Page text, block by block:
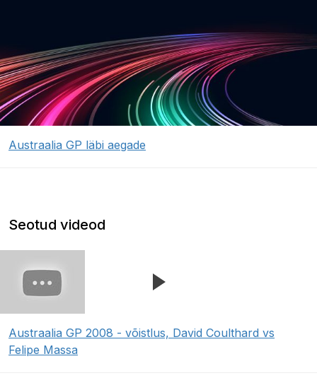
Austraalia GP läbi aegade
Seotud videod
Austraalia GP 2008 - võistlus, David Coulthard vs
Felipe Massa